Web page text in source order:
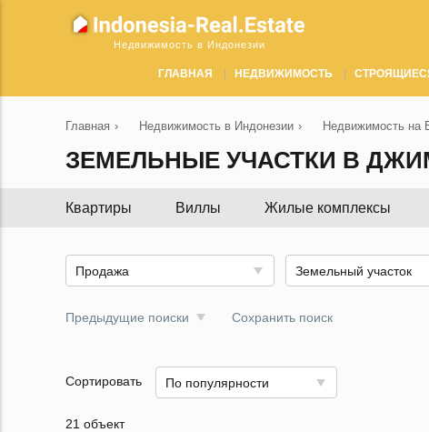
Недвижимость в Индонезии
ГЛАВНАЯ НЕДВИЖИМОСТЬ
Главная › Недвижимость в Индонезии › Недвижимость на
ЗЕМЕЛЬНЫЕ УЧАСТКИ В
Квартиры Виллы Жилые комплексы
Продажа Земельный участок
Предыдущие поиски Сохранить поиск
Сортировать По популярности
21 объект